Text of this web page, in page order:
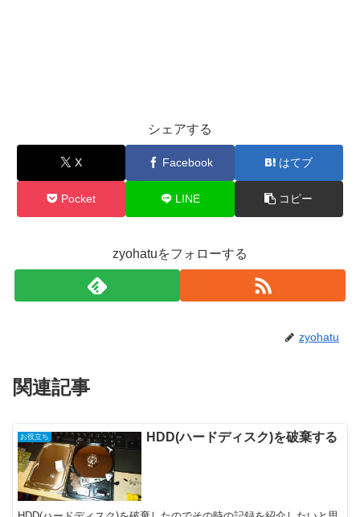
シェアする
X Facebook はてブ
Pocket LINE コピー
zyohatuをフォローする
zyohatu
関連記事
お役立ち HDD(ハードディスク)を破棄する